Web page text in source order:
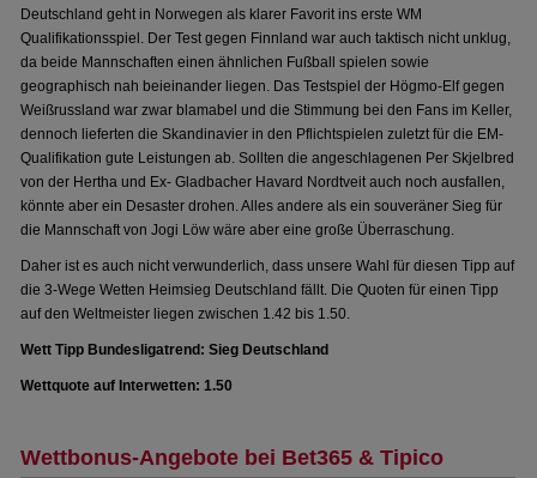
Deutschland geht in Norwegen als klarer Favorit ins erste WM
Qualifikationsspiel. Der Test gegen Finnland war auch taktisch nicht unklug,
da beide Mannschaften einen ähnlichen Fußball spielen sowie
geographisch nah beieinander liegen. Das Testspiel der Högmo-Elf gegen
Weißrussland war zwar blamabel und die Stimmung bei den Fans im Keller,
dennoch lieferten die Skandinavier in den Pflichtspielen zuletzt für die EM-
Qualifikation gute Leistungen ab. Sollten die angeschlagenen Per Skjelbred
von der Hertha und Ex- Gladbacher Havard Nordtveit auch noch ausfallen,
könnte aber ein Desaster drohen. Alles andere als ein souveräner Sieg für
die Mannschaft von Jogi Löw wäre aber eine große Überraschung.
Daher ist es auch nicht verwunderlich, dass unsere Wahl für diesen Tipp auf
die 3-Wege Wetten Heimsieg Deutschland fällt. Die Quoten für einen Tipp
auf den Weltmeister liegen zwischen 1.42 bis 1.50.
Wett Tipp Bundesligatrend: Sieg Deutschland
Wettquote auf Interwetten: 1.50
Wettbonus-Angebote bei Bet365 & Tipico